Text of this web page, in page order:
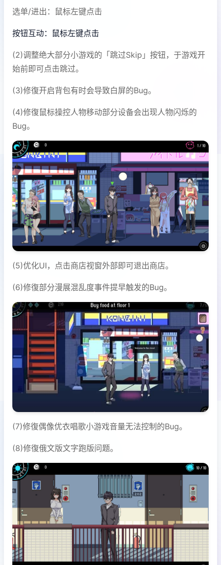
选单/进出：鼠标左键点击
按钮互动：鼠标左键点击
(2)调整绝大部分小游戏的「跳过Skip」按钮，于游戏开
始前即可点击跳过。
(3)修復开启背包有时会导致白屏的Bug。
(4)修復鼠标操控人物移动部分设备会出现人物闪烁的
Bug。
(5)优化UI，点击商店视窗外部即可退出商店。
(6)修復部分漫展混乱度事件提早触发的Bug。
(7)修復偶像优衣唱歌小游戏音量无法控制的Bug。
(8)修復俄文版文字跑版问题。